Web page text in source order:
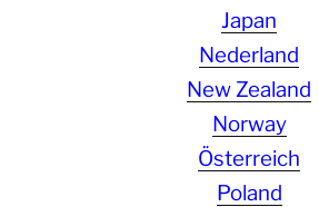
Japan
Nederland
New Zealand
Norway
Österreich
Poland